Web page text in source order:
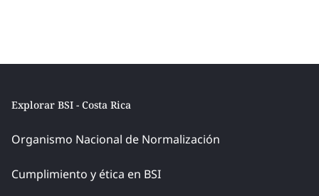
Explorar BSI - Costa Rica
Organismo Nacional de Normalización
Cumplimiento y ética en BSI